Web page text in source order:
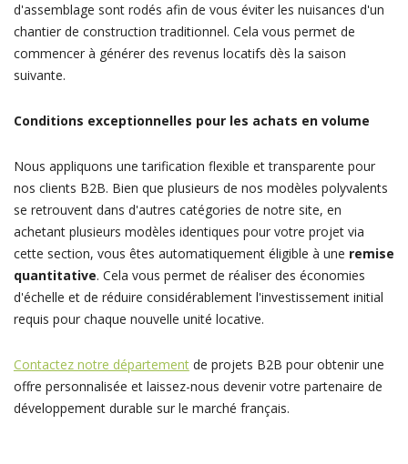
d'assemblage sont rodés afin de vous éviter les nuisances d'un
chantier de construction traditionnel. Cela vous permet de
commencer à générer des revenus locatifs dès la saison
suivante.
Conditions exceptionnelles pour les achats en volume
Nous appliquons une tarification flexible et transparente pour
nos clients B2B. Bien que plusieurs de nos modèles polyvalents
se retrouvent dans d'autres catégories de notre site, en
achetant plusieurs modèles identiques pour votre projet via
cette section, vous êtes automatiquement éligible à une remise
quantitative. Cela vous permet de réaliser des économies
d'échelle et de réduire considérablement l'investissement initial
requis pour chaque nouvelle unité locative.
Contactez notre départementde projets B2B pour obtenir une
offre personnalisée et laissez-nous devenir votre partenaire de
développement durable sur le marché français.